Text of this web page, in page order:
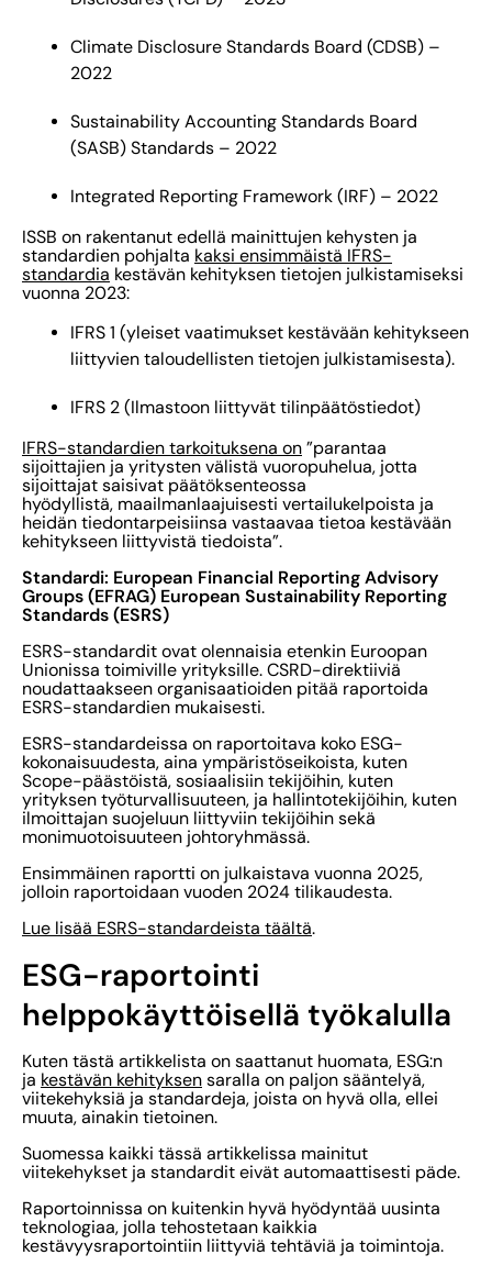
Climate Disclosure Standards Board (CDSB) –
2022
Sustainability Accounting Standards Board
(SASB) Standards – 2022
Integrated Reporting Framework (IRF) – 2022
ISSB on rakentanut edellä mainittujen kehysten ja
standardien pohjalta kaksi ensimmäistä IFRS-
standardia kestävän kehityksen tietojen julkistamiseksi
vuonna 2023:
IFRS 1 (yleiset vaatimukset kestävään kehitykseen
liittyvien taloudellisten tietojen julkistamisesta).
IFRS 2 (Ilmastoon liittyvät tilinpäätöstiedot)
IFRS-standardien tarkoituksena on ”parantaa
sijoittajien ja yritysten välistä vuoropuhelua, jotta
sijoittajat saisivat päätöksenteossa
hyödyllistä, maailmanlaajuisesti vertailukelpoista ja
heidän tiedontarpeisiinsa vastaavaa tietoa kestävään
kehitykseen liittyvistä tiedoista”.
Standardi: European Financial Reporting Advisory
Groups (EFRAG) European Sustainability Reporting
Standards (ESRS)
ESRS-standardit ovat olennaisia etenkin Euroopan
Unionissa toimiville yrityksille. CSRD-direktiiviä
noudattaakseen organisaatioiden pitää raportoida
ESRS-standardien mukaisesti.
ESRS-standardeissa on raportoitava koko ESG-
kokonaisuudesta, aina ympäristöseikoista, kuten
Scope-päästöistä, sosiaalisiin tekijöihin, kuten
yrityksen työturvallisuuteen, ja hallintotekijöihin, kuten
ilmoittajan suojeluun liittyviin tekijöihin sekä
monimuotoisuuteen johtoryhmässä.
Ensimmäinen raportti on julkaistava vuonna 2025,
jolloin raportoidaan vuoden 2024 tilikaudesta.
Lue lisää ESRS-standardeista täältä.
ESG-raportointi
helppokäyttöisellä työkalulla
Kuten tästä artikkelista on saattanut huomata, ESG:n
ja kestävän kehityksen saralla on paljon sääntelyä,
viitekehyksiä ja standardeja, joista on hyvä olla, ellei
muuta, ainakin tietoinen.
Suomessa kaikki tässä artikkelissa mainitut
viitekehykset ja standardit eivät automaattisesti päde.
Raportoinnissa on kuitenkin hyvä hyödyntää uusinta
teknologiaa, jolla tehostetaan kaikkia
kestävyysraportointiin liittyviä tehtäviä ja toimintoja.